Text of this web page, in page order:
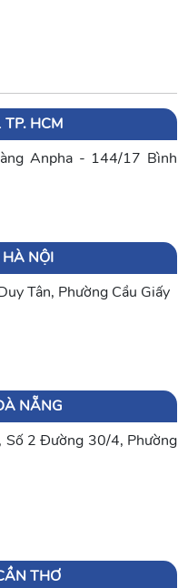
HCM
Anpha - 144/17 Bình
NỘI
Tân, Phường Cầu Giấy
NẴNG
Số 2 Đường 30/4, Phường
THƠ